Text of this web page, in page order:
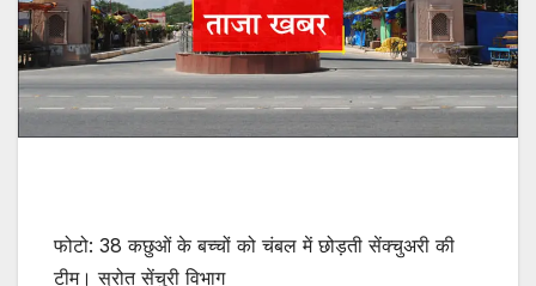
फोटो: 38 कछुओं के बच्चों को चंबल में छोड़ती सेंक्चुअरी की
टीम। स्रोत सेंचुरी विभाग